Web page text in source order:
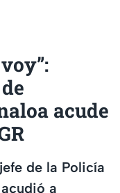
acude
de la Policía
a